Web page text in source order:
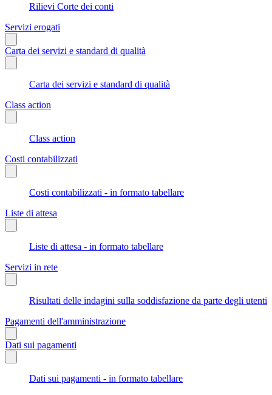
Rilievi Corte dei conti
Servizi erogati
Carta dei servizi e standard di qualità
Carta dei servizi e standard di qualità
Class action
Class action
Costi contabilizzati
Costi contabilizzati - in formato tabellare
Liste di attesa
Liste di attesa - in formato tabellare
Servizi in rete
Risultati delle indagini sulla soddisfazione da parte degli utenti
Pagamenti dell'amministrazione
Dati sui pagamenti
Dati sui pagamenti - in formato tabellare